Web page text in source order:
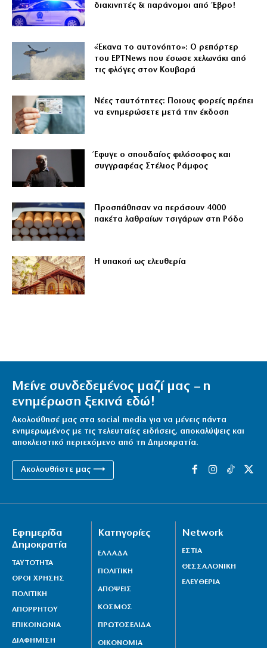
διακινητές & παράνομοι από Έβρο!
«Έκανα το αυτονόητο»: Ο ρεπόρτερ
του ΕΡΤNews που έσωσε χελωνάκι από
τις φλόγες στον Κουβαρά
Νέες ταυτότητες: Ποιους φορείς πρέπει
να ενημερώσετε μετά την έκδοση
Έφυγε ο σπουδαίος φιλόσοφος και
συγγραφέας Στέλιος Ράμφος
Προσπάθησαν να περάσουν 4000
πακέτα λαθραίων τσιγάρων στη Ρόδο
Η υπακοή ως ελευθερία
Μείνε συνδεδεμένος μαζί μας – η
ενημέρωση ξεκινά εδώ!
Ακολούθησέ μας στα social media για να μένεις πάντα
ενημερωμένος με τις τελευταίες ειδήσεις, αποκαλύψεις και
αποκλειστικό περιεχόμενο από τη Δημοκρατία.
Ακολουθήστε μας ⟶
Εφημερίδα
Δημοκρατία
ΤΑΥΤΟΤΗΤΑ
ΟΡΟΙ ΧΡΗΣΗΣ
ΠΟΛΙΤΙΚΗ
ΑΠΟΡΡΗΤΟΥ
ΕΠΙΚΟΙΝΩΝΙΑ
ΔΙΑΦΗΜΙΣΗ
Κατηγορίες
ΕΛΛΑΔΑ
ΠΟΛΙΤΙΚΗ
ΑΠΟΨΕΙΣ
ΚΟΣΜΟΣ
ΠΡΩΤΟΣΕΛΙΔΑ
ΟΙΚΟΝΟΜΙΑ
Network
ΕΣΤΙΑ
ΘΕΣΣΑΛΟΝΙΚΗ
ΕΛΕΥΘΕΡΙΑ